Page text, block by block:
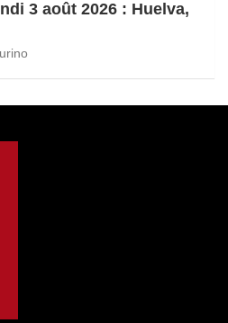
3 août 2026 : Huelva,